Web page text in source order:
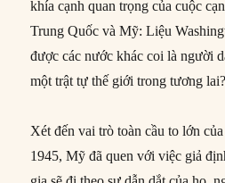
khía cạnh quan trọng của cuộc
Trung Quốc và Mỹ: Liệu
được các nước khác coi là người
một trật tự thế giới trong tương lai?
Xét đến vai trò toàn cầu to lớn
1945, Mỹ đã quen với việc giả